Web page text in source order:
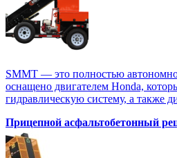
SMMT — это полностью
оснащено двигателем Honda,
гидравлическую систему, а также
Прицепной асфальтобетонный